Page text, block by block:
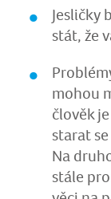
Jesličky
stát, že
mohou
člověk
starat
Na
stále